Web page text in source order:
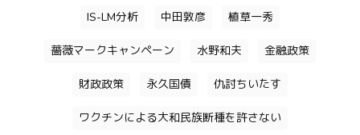
IS-LM分析 中田敦彦 植草一秀
薔薇マークキャンペーン 水野和夫 金融政策
財政政策 永久国債 仇討ちいたす
ワクチンによる大和民族断種を許さない